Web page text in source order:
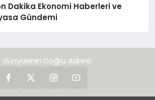
Dakika Ekonomi Haberleri ve
Gündemi
dünyasının Doğru Adresi